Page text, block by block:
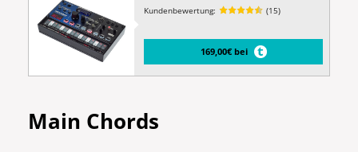
Kundenbewertung: (15)
169,00€ bei
Main Chords